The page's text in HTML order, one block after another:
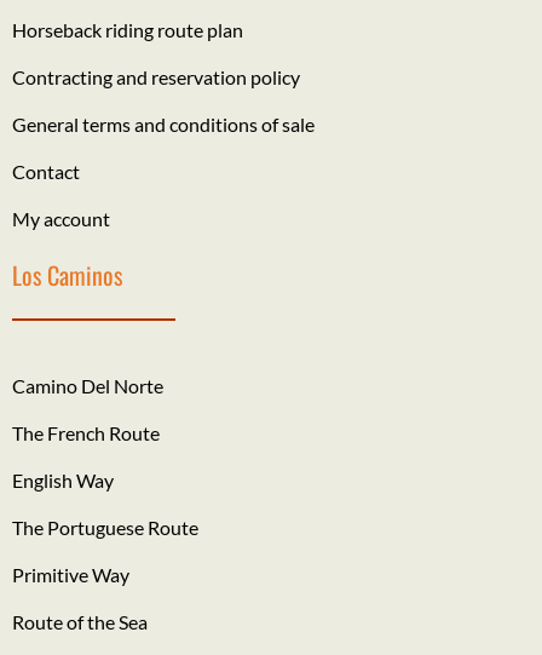
Horseback riding route plan
Contracting and reservation policy
General terms and conditions of sale
Contact
My account
Los Caminos
Camino Del Norte
The French Route
English Way
The Portuguese Route
Primitive Way
Route of the Sea